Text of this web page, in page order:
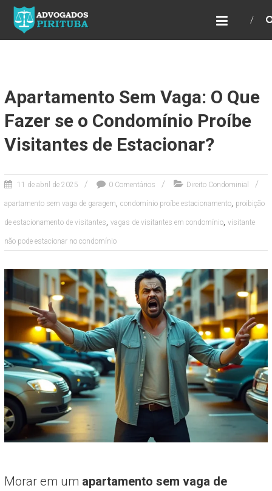
ADVOGADOS PIRITUBA
Precisando de advogado? Entre em contato!
Fazemos toda a assessoria que você
Apartamento Sem Vaga: O Que
Fazer se o Condomínio Proíbe
Visitantes de Estacionar?
11 de abril de 2025 0 Comentários Direito Condominial
apartamento sem vaga de garagem, condomínio proíbe estacionamento, proibição
de estacionamento de visitantes, vagas de visitantes em condomínio, visitante
não pode estacionar no condomínio
Morar em um apartamento sem vaga de